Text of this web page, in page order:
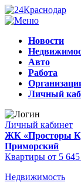
Новости
Авто
Работа
Личный
Личный кабинет
ЖК «Просторы
Приморский
Квартиры от 5
Недвижимость